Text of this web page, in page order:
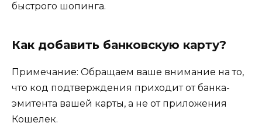
быстрого шопинга.
Как добавить банковскую карту?
Примечание: Обращаем ваше внимание на то,
что код подтверждения приходит от банка-
эмитента вашей карты, а не от приложения
Кошелек.